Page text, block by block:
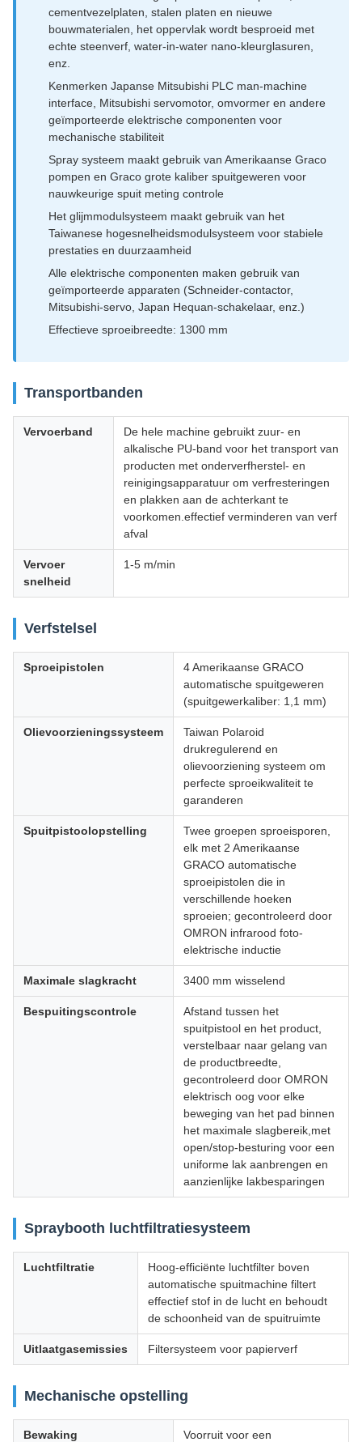
cementvezelplaten, stalen platen en nieuwe
bouwmaterialen, het oppervlak wordt besproeid met
echte steenverf, water-in-water nano-kleurglasuren,
enz.
Kenmerken Japanse Mitsubishi PLC man-machine
interface, Mitsubishi servomotor, omvormer en andere
geïmporteerde elektrische componenten voor
mechanische stabiliteit
Spray systeem maakt gebruik van Amerikaanse Graco
pompen en Graco grote kaliber spuitgeweren voor
nauwkeurige spuit meting controle
Het glijmmodulsysteem maakt gebruik van het
Taiwanese hogesnelheidsmodulsysteem voor stabiele
prestaties en duurzaamheid
Alle elektrische componenten maken gebruik van
geïmporteerde apparaten (Schneider-contactor,
Mitsubishi-servo, Japan Hequan-schakelaar, enz.)
Effectieve sproeibreedte: 1300 mm
Transportbanden
Vervoerband
De hele machine gebruikt zuur- en
alkalische PU-band voor het transport van
producten met onderverfherstel- en
reinigingsapparatuur om verfresteringen
en plakken aan de achterkant te
voorkomen.effectief verminderen van verf
afval
Vervoer
snelheid
1-5 m/min
Verfstelsel
Sproeipistolen
4 Amerikaanse GRACO
automatische spuitgeweren
(spuitgewerkaliber: 1,1 mm)
Olievoorzieningssysteem
Taiwan Polaroid
drukregulerend en
olievoorziening systeem om
perfecte sproeikwaliteit te
garanderen
Spuitpistoolopstelling
Twee groepen sproeisporen,
elk met 2 Amerikaanse
GRACO automatische
sproeipistolen die in
verschillende hoeken
sproeien; gecontroleerd door
OMRON infrarood foto-
elektrische inductie
Maximale slagkracht 3400 mm wisselend
Bespuitingscontrole
Afstand tussen het
spuitpistool en het product,
verstelbaar naar gelang van
de productbreedte,
gecontroleerd door OMRON
elektrisch oog voor elke
beweging van het pad binnen
het maximale slagbereik,met
open/stop-besturing voor een
uniforme lak aanbrengen en
aanzienlijke lakbesparingen
Spraybooth luchtfiltratiesysteem
Luchtfiltratie
Hoog-efficiënte luchtfilter boven
automatische spuitmachine filtert
effectief stof in de lucht en behoudt
de schoonheid van de spuitruimte
Uitlaatgasemissies Filtersysteem voor papierverf
Mechanische opstelling
Bewaking
Voorruit voor een